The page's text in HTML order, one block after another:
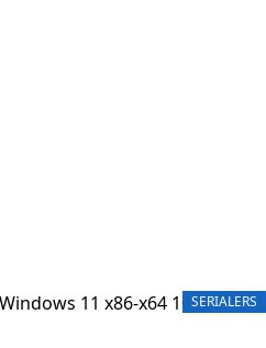
SERIALERS